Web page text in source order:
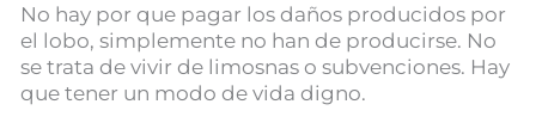
No hay por que pagar los daños producidos por
el lobo, simplemente no han de producirse. No
se trata de vivir de limosnas o subvenciones. Hay
que tener un modo de vida digno.